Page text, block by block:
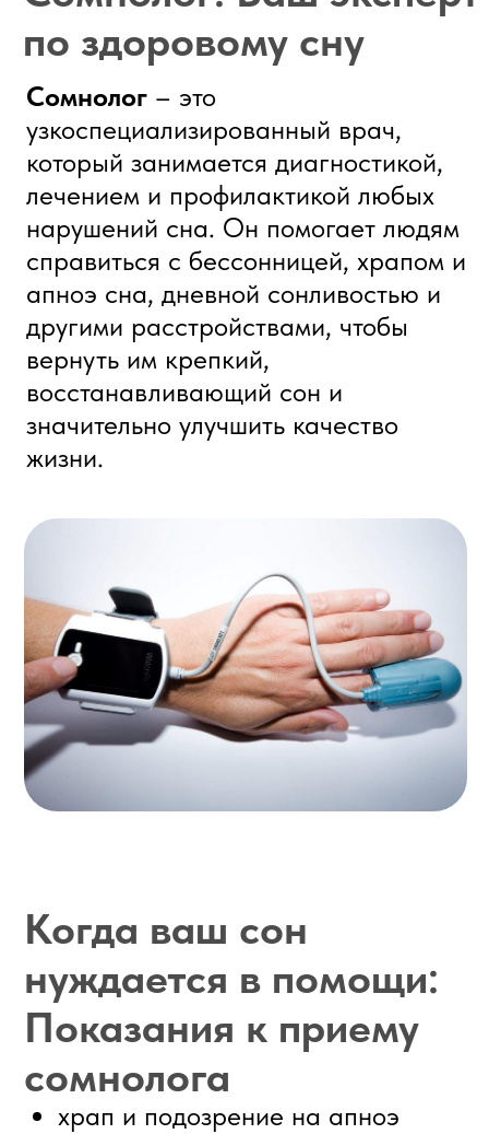
Когда ваш сон
нуждается в помощи:
Показания к приему
сомнолога
храп и подозрение на апноэ
усталость после сна
частые пробуждения ночью
нарушения дыхания во сне
Запишитесь на прием к
сомнологу в МЦ